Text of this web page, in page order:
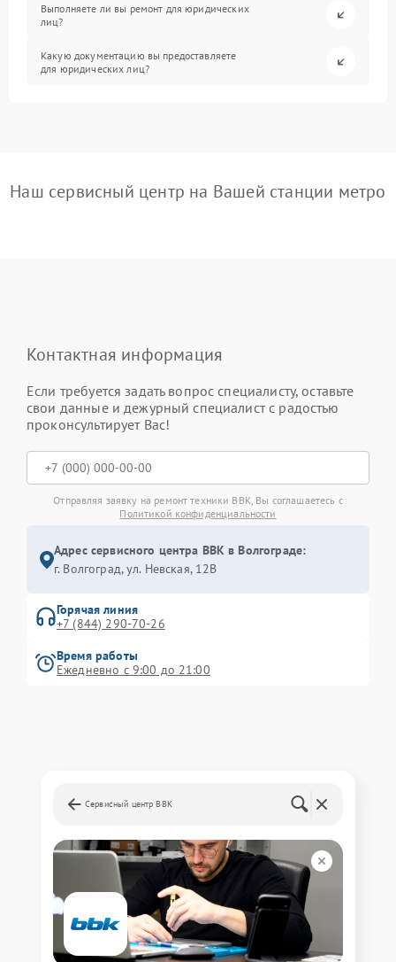
Выполняете ли вы ремонт для юридических
лиц?
Какую документацию вы предоставляете
для юридических лиц?
Наш сервисный центр на Вашей станции метро
Контактная информация
Если требуется задать вопрос специалисту, оставьте
свои данные и дежурный специалист с радостью
проконсультирует Вас!
Отправляя заявку на ремонт техники BBK, Вы соглашаетесь с
Политикой конфиденциальности
Адрес сервисного центра BBK в Волгограде:
г. Волгоград, ул. Невская, 12В
Горячая линия
+7 (844) 290-70-26
Время работы
Ежедневно с 9:00 до 21:00
Сервисный центр BBK